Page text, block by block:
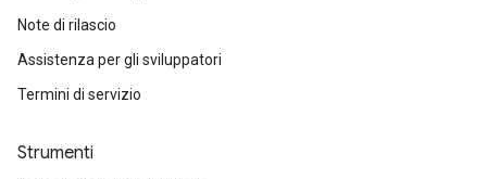
Note di rilascio
Assistenza per gli sviluppatori
Termini di servizio
Strumenti